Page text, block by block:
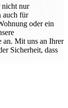
nicht nur
auch für
oder ein
an. Mit uns an Ihrer
Sicherheit, dass